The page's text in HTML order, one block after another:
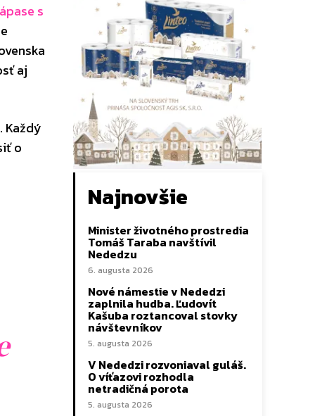
s
aj
Každý
o
Najnovšie
Minister životného prostredia
Tomáš Taraba navštívil
Nededzu
6. augusta 2026
Nové námestie v Nededzi
zaplnila hudba. Ľudovít
Kašuba roztancoval stovky
návštevníkov
5. augusta 2026
V Nededzi rozvoniaval guláš.
O víťazovi rozhodla
netradičná porota
5. augusta 2026